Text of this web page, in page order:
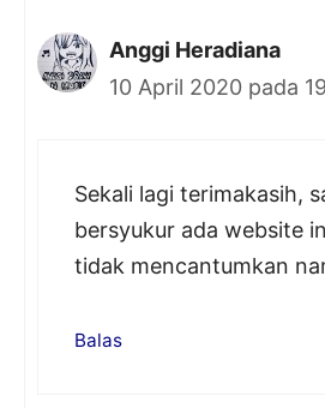
Anggi Heradiana
10 April 2020 pada
Sekali lagi terimakasih,
bersyukur ada website
tidak mencantumkan
Balas